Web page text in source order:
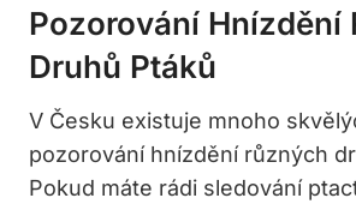
Pozorování Hnízdění
Druhů Ptáků
V Česku existuje mnoho
pozorování hnízdění různých
Pokud máte rádi sledování